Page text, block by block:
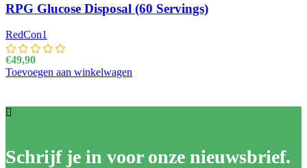
RPG Glucose Disposal (60 Servings)
RedCon1
€49,90
Toevoegen aan winkelwagen
Schrijf je in voor onze nieuwsbrief.